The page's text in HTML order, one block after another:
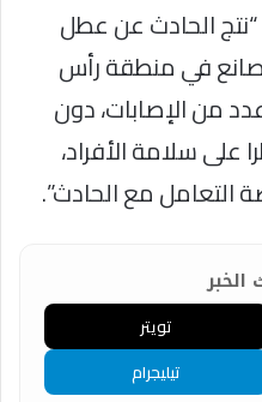
الحادث عن عطل
في منطقة رأس
من الإصابات، دون
سلامة الأفراد،
التعامل مع الحادث”.
تويتر
تيليجرام